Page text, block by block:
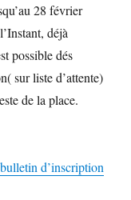
28 février
déjà
possible dés
sur liste d’attente)
de la place.
d’inscription